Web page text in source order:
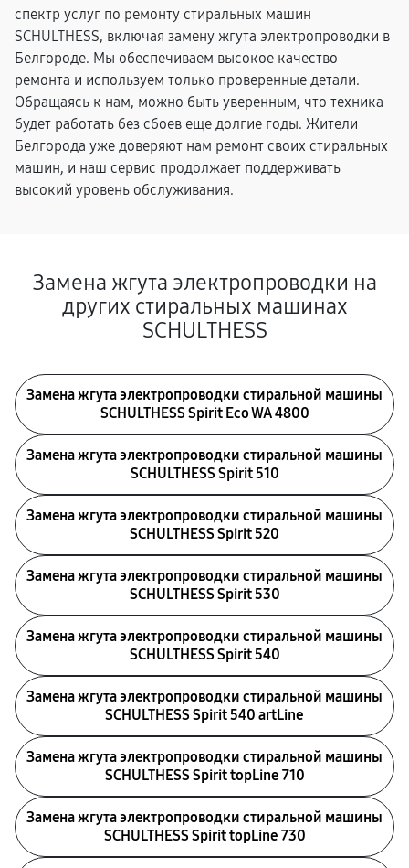
спектр услуг по ремонту стиральных машин
SCHULTHESS, включая замену жгута электропроводки в
Белгороде. Мы обеспечиваем высокое качество
ремонта и используем только проверенные детали.
Обращаясь к нам, можно быть уверенным, что техника
будет работать без сбоев еще долгие годы. Жители
Белгорода уже доверяют нам ремонт своих стиральных
машин, и наш сервис продолжает поддерживать
высокий уровень обслуживания.
Замена жгута электропроводки на
других стиральных машинах
SCHULTHESS
Замена жгута электропроводки стиральной машины
SCHULTHESS Spirit Eco WA 4800
Замена жгута электропроводки стиральной машины
SCHULTHESS Spirit 510
Замена жгута электропроводки стиральной машины
SCHULTHESS Spirit 520
Замена жгута электропроводки стиральной машины
SCHULTHESS Spirit 530
Замена жгута электропроводки стиральной машины
SCHULTHESS Spirit 540
Замена жгута электропроводки стиральной машины
SCHULTHESS Spirit 540 artLine
Замена жгута электропроводки стиральной машины
SCHULTHESS Spirit topLine 710
Замена жгута электропроводки стиральной машины
SCHULTHESS Spirit topLine 730